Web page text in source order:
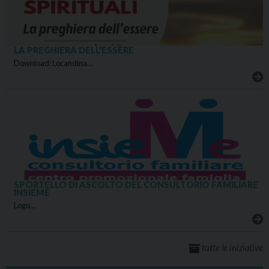
LA PREGHIERA DELL’ESSERE
Download: Locandina…
SPORTELLO DI ASCOLTO DEL CONSULTORIO FAMILIARE
INSIEME
Logo…
tutte le iniziative